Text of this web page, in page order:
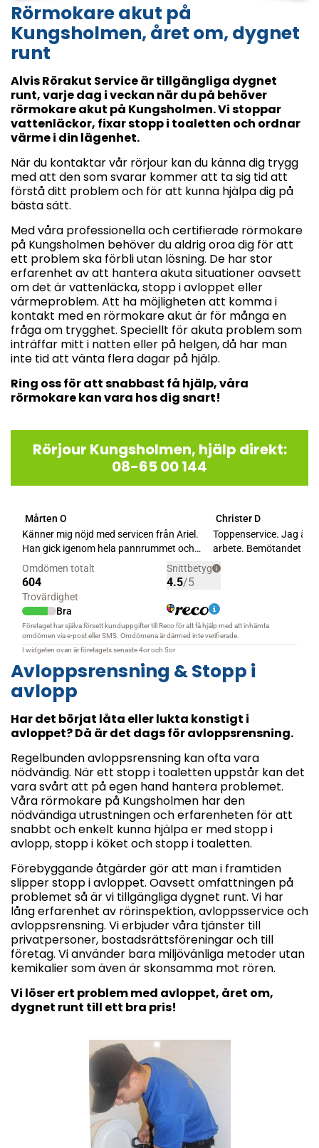
Rörmokare akut på
Kungsholmen, året om, dygnet
runt
Alvis Rörakut Service är tillgängliga dygnet
runt, varje dag i veckan när du på behöver
rörmokare akut på Kungsholmen. Vi stoppar
vattenläckor, fixar stopp i toaletten och ordnar
värme i din lägenhet.
När du kontaktar vår rörjour kan du känna dig trygg
med att den som svarar kommer att ta sig tid att
förstå ditt problem och för att kunna hjälpa dig på
bästa sätt.
Med våra professionella och certifierade rörmokare
på Kungsholmen behöver du aldrig oroa dig för att
ett problem ska förbli utan lösning. De har stor
erfarenhet av att hantera akuta situationer oavsett
om det är vattenläcka, stopp i avloppet eller
värmeproblem. Att ha möjligheten att komma i
kontakt med en rörmokare akut är för många en
fråga om trygghet. Speciellt för akuta problem som
inträffar mitt i natten eller på helgen, då har man
inte tid att vänta flera dagar på hjälp.
Ring oss för att snabbast få hjälp, våra
rörmokare kan vara hos dig snart!
Rörjour Kungsholmen, hjälp direkt:
08-65 00 144
Avloppsrensning & Stopp i
avlopp
Har det börjat låta eller lukta konstigt i
avloppet? Då är det dags för avloppsrensning.
Regelbunden avloppsrensning kan ofta vara
nödvändig. När ett stopp i toaletten uppstår kan det
vara svårt att på egen hand hantera problemet.
Våra rörmokare på Kungsholmen har den
nödvändiga utrustningen och erfarenheten för att
snabbt och enkelt kunna hjälpa er med stopp i
avlopp, stopp i köket och stopp i toaletten.
Förebyggande åtgärder gör att man i framtiden
slipper stopp i avloppet. Oavsett omfattningen på
problemet så är vi tillgängliga dygnet runt. Vi har
lång erfarenhet av rörinspektion, avloppsservice och
avloppsrensning. Vi erbjuder våra tjänster till
privatpersoner, bostadsrättsföreningar och till
företag. Vi använder bara miljövänliga metoder utan
kemikalier som även är skonsamma mot rören.
Vi löser ert problem med avloppet, året om,
dygnet runt till ett bra pris!